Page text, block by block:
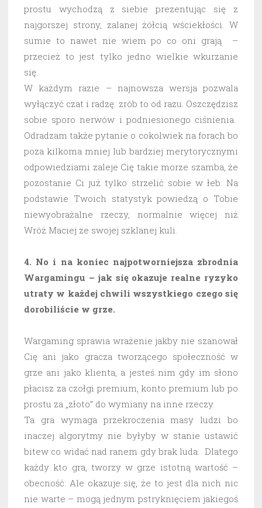
prostu wychodzą z siebie prezentując się z
najgorszej strony, zalanej żółcią wściekłości. W
sumie to nawet nie wiem po co oni grają –
przecież to jest tylko jedno wielkie wkurzanie
się.
W każdym razie – najnowsza wersja pozwala
wyłączyć czat i radzę: zrób to od razu. Oszczędzisz
sobie sporo nerwów i podniesionego ciśnienia.
Odradzam także pytanie o cokolwiek na forach bo
poza kilkoma mniej lub bardziej merytorycznymi
odpowiedziami zaleje Cię takie morze szamba, że
pozostanie Ci już tylko strzelić sobie w łeb. Na
podstawie Twoich statystyk powiedzą o Tobie
niewyobrażalne rzeczy, normalnie więcej niż
Wróż Maciej ze swojej szklanej kuli.
4. No i na koniec najpotworniejsza zbrodnia
Wargamingu – jak się okazuje realne ryzyko
utraty w każdej chwili wszystkiego czego się
dorobiliście w grze.
Wargaming sprawia wrażenie jakby nie szanował
Cię ani jako gracza tworzącego społeczność w
grze ani jako klienta, a jesteś nim gdy im słono
płacisz za czołgi premium, konto premium lub po
prostu za „złoto” do wymiany na inne rzeczy.
Ta gra wymaga przekroczenia masy ludzi bo
inaczej algorytmy nie byłyby w stanie ustawić
bitew co widać nad ranem gdy brak luda. Dlatego
każdy kto gra, tworzy w grze istotną wartość –
obecność. Ale okazuje się, że to jest dla nich nic
nie warte – mogą jednym pstryknięciem jakiegoś